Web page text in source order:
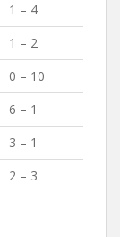
1 – 4
1 – 2
0 – 10
6 – 1
3 – 1
2 – 3